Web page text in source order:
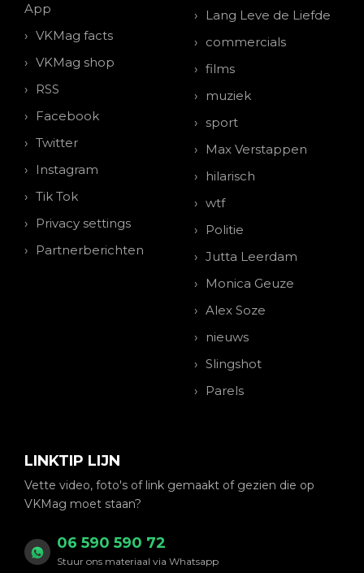
App
VKMag facts
VKMag shop
RSS
Facebook
Twitter
Instagram
Tik Tok
Privacy settings
Partnerberichten
Lang Leve de Liefde
commercials
films
muziek
sport
Max Verstappen
hilarisch
wtf
Politie
Jutta Leerdam
Monica Geuze
Alex Soze
nieuws
Slingshot
Parels
LINKTIP LIJN
Vette video, foto's of link gemaakt of gezien die op
VKMag moet staan?
06 590 590 72
Stuur ons materiaal via Whatsapp